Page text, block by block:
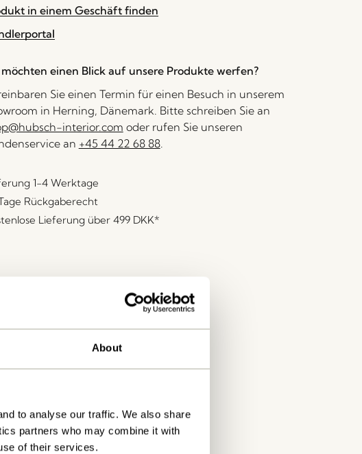
About
to analyse our traffic. We also share
partners who may combine it with
of their services.
in einem Geschäft finden
möchten einen Blick auf unsere Produkte werfen?
Sie einen Termin für einen Besuch in unserem
in Herning, Dänemark. Bitte schreiben Sie an
interior.com oder rufen Sie unseren
an +45 44 22 68 88.
1-4 Werktage
Rückgaberecht
Lieferung über 499 DKK*